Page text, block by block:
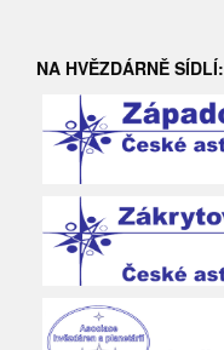
NA HVĚZDÁRNĚ SÍDLÍ: